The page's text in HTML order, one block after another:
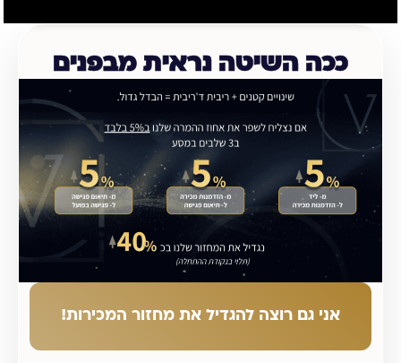
ככה השיטה נראית מבפנים
אני גם רוצה להגדיל את מחזור המכירות!